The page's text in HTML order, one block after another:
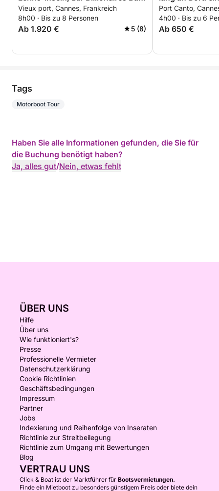
und nach Théoule-sur-Mer
Vieux port, Cannes, Frankreich
8h00 · Bis zu 8 Personen
Ab 1.920 € 5 (8)
Bootes rund
Spezieller
Port Canto,
4h00 · Bis zu 6
Ab 650 €
Tags
Motorboot Tour
Haben Sie alle Informationen gefunden, die Sie für
die Buchung benötigt haben?
Ja, alles gut/Nein, etwas fehlt
ÜBER UNS
Hilfe
Über uns
Wie funktioniert's?
Presse
Professionelle Vermieter
Datenschutzerklärung
Cookie Richtlinien
Geschäftsbedingungen
Impressum
Partner
Jobs
Indexierung und Reihenfolge von Inseraten
Richtlinie zur Streitbeilegung
Richtlinie zum Umgang mit Bewertungen
Blog
VERTRAU UNS
Click & Boat ist der Marktführer für Bootsvermietungen.
Finde ein Mietboot zu besonders günstigem Preis oder biete dein